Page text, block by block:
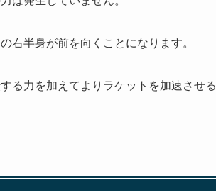
右半身が前を向くことになります。
る力を加えてよりラケットを加速させる